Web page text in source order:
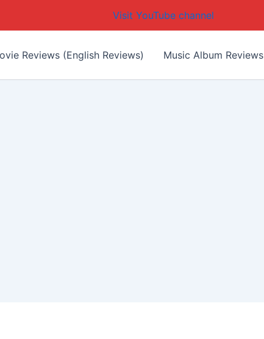
Visit YouTube channel
Reviews (English Reviews) Music Album Reviews